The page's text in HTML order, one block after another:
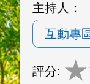
主持人：
互動專
評分: ★